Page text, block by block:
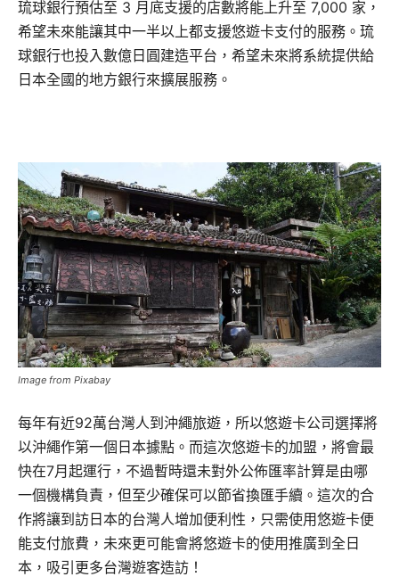
琉球銀行預估至 3 月底支援的店數將能上升至 7,000 家，
希望未來能讓其中一半以上都支援悠遊卡支付的服務。琉
球銀行也投入數億日圓建造平台，希望未來將系統提供給
日本全國的地方銀行來擴展服務。
Image from Pixabay
每年有近92萬台灣人到沖繩旅遊，所以悠遊卡公司選擇將
以沖繩作第一個日本據點。而這次悠遊卡的加盟，將會最
快在7月起運行，不過暫時還未對外公佈匯率計算是由哪
一個機構負責，但至少確保可以節省換匯手續。這次的合
作將讓到訪日本的台灣人增加便利性，只需使用悠遊卡便
能支付旅費，未來更可能會將悠遊卡的使用推廣到全日
本，吸引更多台灣遊客造訪！